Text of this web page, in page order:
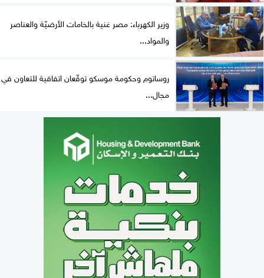
وزير الكهرباء: مصر غنية بالخامات الأرضيّة والعناصر
والمواد...
روساتوم وحكومة موسكو توقّعان اتفاقية للتعاون في
مجال...